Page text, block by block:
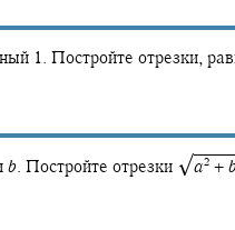
1. Постройте отрезки,
b. Постройте отрезки √a2 +